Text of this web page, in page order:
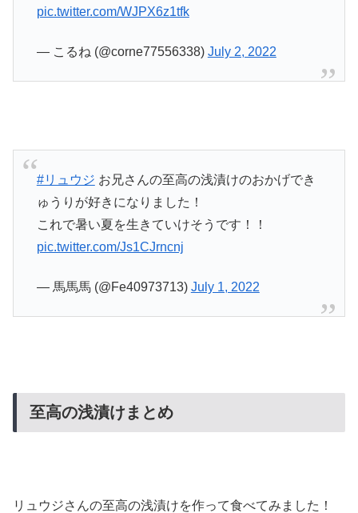
pic.twitter.com/WJPX6z1tfk
— こるね (@corne77556338) July 2, 2022
#リュウジ お兄さんの至高の浅漬けのおかげでき
ゅうりが好きになりました！
これで暑い夏を生きていけそうです！！
pic.twitter.com/Js1CJrncnj
— 馬馬馬 (@Fe40973713) July 1, 2022
至高の浅漬けまとめ
リュウジさんの至高の浅漬けを作って食べてみました！